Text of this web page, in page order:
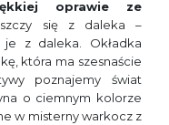
oprawie ze
się z daleka –
z daleka. Okładka
która ma szesnaście
poznajemy świat
o ciemnym kolorze
w misterny warkocz z